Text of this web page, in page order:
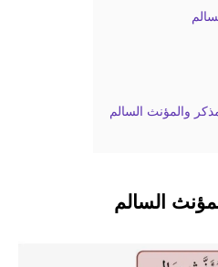
والمؤنث السالم
السالم